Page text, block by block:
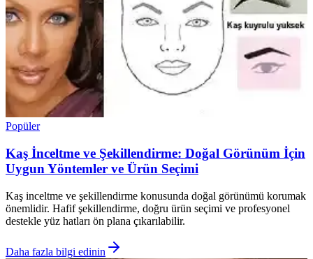
Popüler
Kaş İnceltme ve Şekillendirme: Doğal Görünüm İçin
Uygun Yöntemler ve Ürün Seçimi
Kaş inceltme ve şekillendirme konusunda doğal görünümü korumak
önemlidir. Hafif şekillendirme, doğru ürün seçimi ve profesyonel
destekle yüz hatları ön plana çıkarılabilir.
Daha fazla bilgi edinin